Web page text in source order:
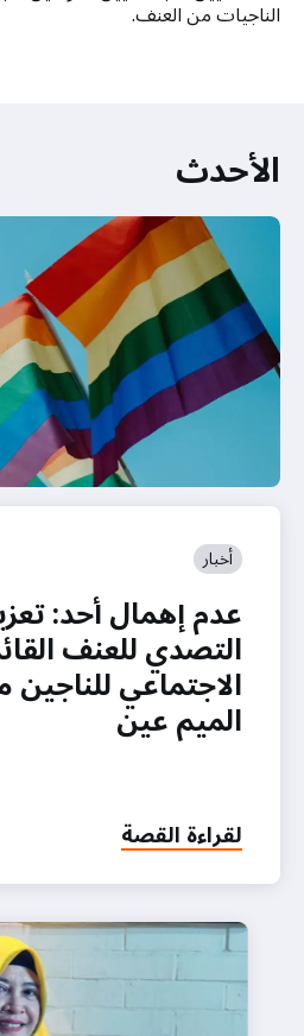
الناجيات من العنف.
الأحدث
أخبار
عدم إهمال أحد:
التصدي للعنف
الاجتماعي
الميم عين
لقراءة القصة